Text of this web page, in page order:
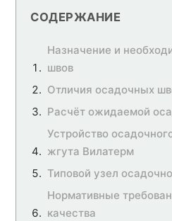
СОДЕРЖАНИЕ
Назначение и
швов
Отличия осадочных
Расчёт ожидаемой
Устройство
жгута Вилатерм
Типовой узел
Нормативные
качества